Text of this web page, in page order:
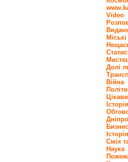
Video
Долі
Війна
Бизнес
Сміх
Наука